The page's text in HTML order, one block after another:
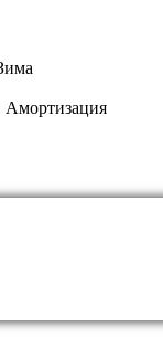
Амортизация